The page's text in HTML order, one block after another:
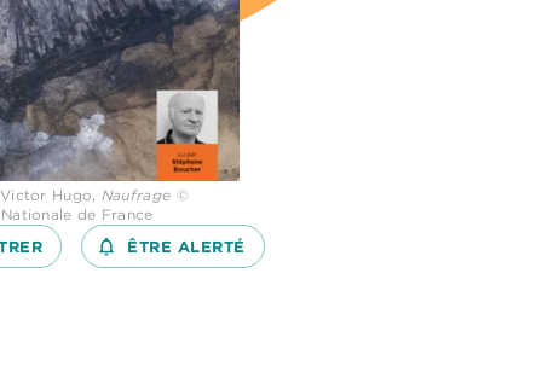
Hugo, Naufrage ©
de France
notifications_none_outlined
ÊTRE ALERTÉ